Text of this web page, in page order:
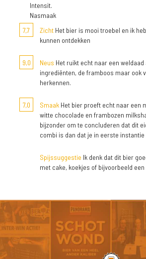
Intensit.
Nasmaak
7,7
Zicht Het bier is mooi troebel en ik
kunnen ontdekken
9,0 Neus Het ruikt echt naar een weldaad
ingrediënten, de framboos maar ook
herkennen.
7,0 Smaak Het bier proeft echt naar een
witte chocolade en frambozen
bijzonder om te concluderen dat dit
combi is dan dat je in eerste
Spijssuggestie Ik denk dat dit bier
met cake, koekjes of bijvoorbeeld